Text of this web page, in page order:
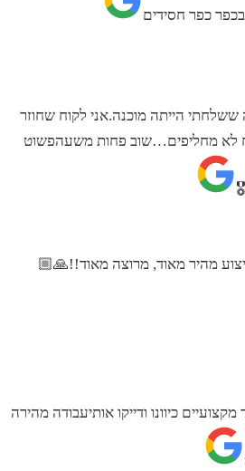
בכפר כפר חסידים
הייתה מוכנה.אני לקוח שחוזר
לא מחליפים…שוב פחות משעהפשוט
מהיר מאוד, מרוצה מאוד!!🙏🏼
כיוונו ודייקו אותיעבודה מהירה